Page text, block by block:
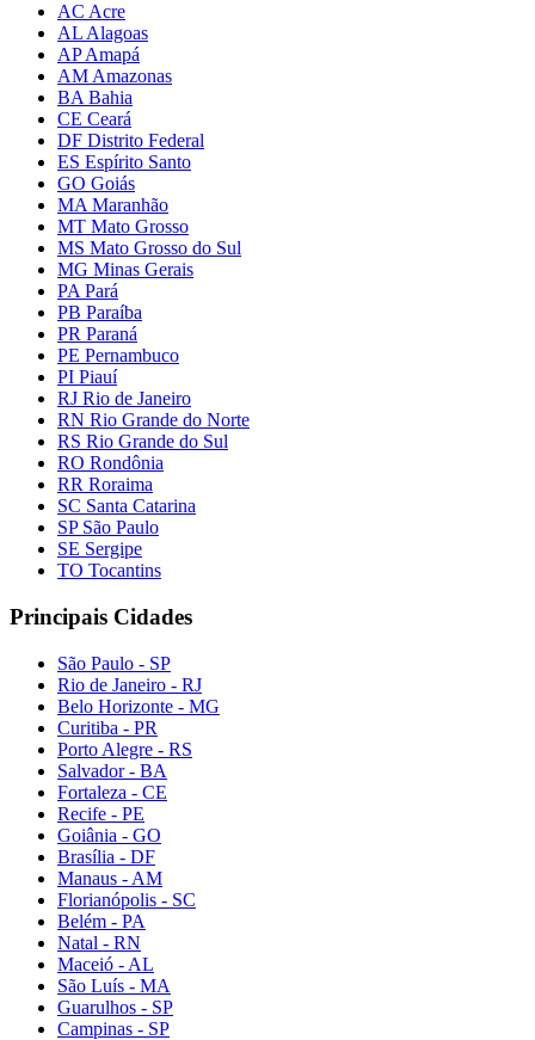
AC Acre
AL Alagoas
AP Amapá
AM Amazonas
BA Bahia
CE Ceará
DF Distrito Federal
ES Espírito Santo
GO Goiás
MA Maranhão
MT Mato Grosso
MS Mato Grosso do Sul
MG Minas Gerais
PA Pará
PB Paraíba
PR Paraná
PE Pernambuco
PI Piauí
RJ Rio de Janeiro
RN Rio Grande do Norte
RS Rio Grande do Sul
RO Rondônia
RR Roraima
SC Santa Catarina
SP São Paulo
SE Sergipe
TO Tocantins
Principais Cidades
São Paulo - SP
Rio de Janeiro - RJ
Belo Horizonte - MG
Curitiba - PR
Porto Alegre - RS
Salvador - BA
Fortaleza - CE
Recife - PE
Goiânia - GO
Brasília - DF
Manaus - AM
Florianópolis - SC
Belém - PA
Natal - RN
Maceió - AL
São Luís - MA
Guarulhos - SP
Campinas - SP